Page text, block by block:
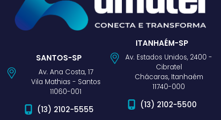
SANTOS-SP
Av. Ana Costa, 17
Vila Mathias - Santos
11060-001
(13) 2102-5555
ITANHAÉM-SP
Av. Estados Unidos, 2400 -
Cibratel
Chácaras, Itanhaém
11740-000
(13) 2102-5500